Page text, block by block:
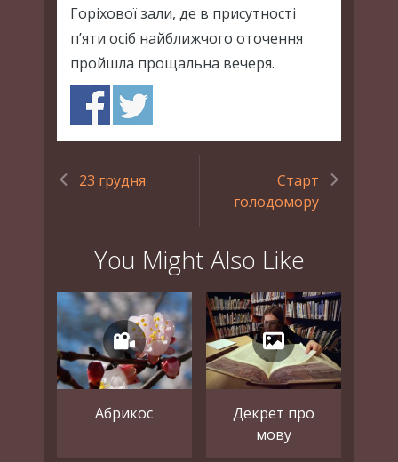
Горіхової зали, де в присутності
п’яти осіб найближчого оточення
пройшла прощальна вечеря.
23 грудня
Старт
голодомору
You Might Also Like
Абрикос
Декрет про
мову